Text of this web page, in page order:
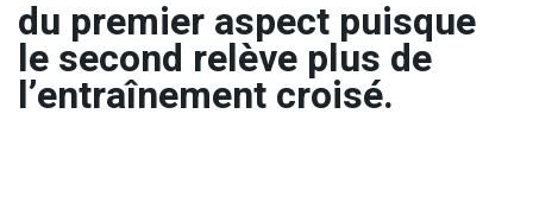
du premier aspect puisque
le second relève plus de
l’entraînement croisé.